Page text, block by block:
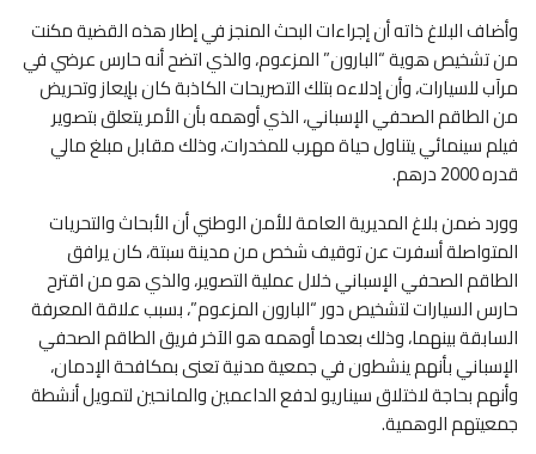
وأضاف البلاغ ذاته أن إجراءات البحث المنجز في إطار هذه القضية مكنت
من تشخيص هوية “البارون” المزعوم، والذي اتضح أنه حارس عرضي في
مرآب للسيارات، وأن إدلاءه بتلك التصريحات الكاذبة كان بإيعاز وتحريض
من الطاقم الصحفي الإسباني، الذي أوهمه بأن الأمر يتعلق بتصوير
فيلم سينمائي يتناول حياة مهرب للمخدرات، وذلك مقابل مبلغ مالي
قدره 2000 درهم.
وورد ضمن بلاغ المديرية العامة للأمن الوطني أن الأبحاث والتحريات
المتواصلة أسفرت عن توقيف شخص من مدينة سبتة، كان يرافق
الطاقم الصحفي الإسباني خلال عملية التصوير، والذي هو من اقترح
حارس السيارات لتشخيص دور “البارون المزعوم”، بسبب علاقة المعرفة
السابقة بينهما، وذلك بعدما أوهمه هو الآخر فريق الطاقم الصحفي
الإسباني بأنهم ينشطون في جمعية مدنية تعنى بمكافحة الإدمان،
وأنهم بحاجة لاختلاق سيناريو لدفع الداعمين والمانحين لتمويل أنشطة
جمعيتهم الوهمية.